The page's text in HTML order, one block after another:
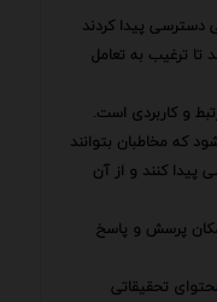
دسترسی پیدا کردند
تا ترغیب به تعامل
و کاربردی است.
که مخاطبان بتوانند
پیدا کنند و از آن
پرسش و پاسخ
تحقیقاتی